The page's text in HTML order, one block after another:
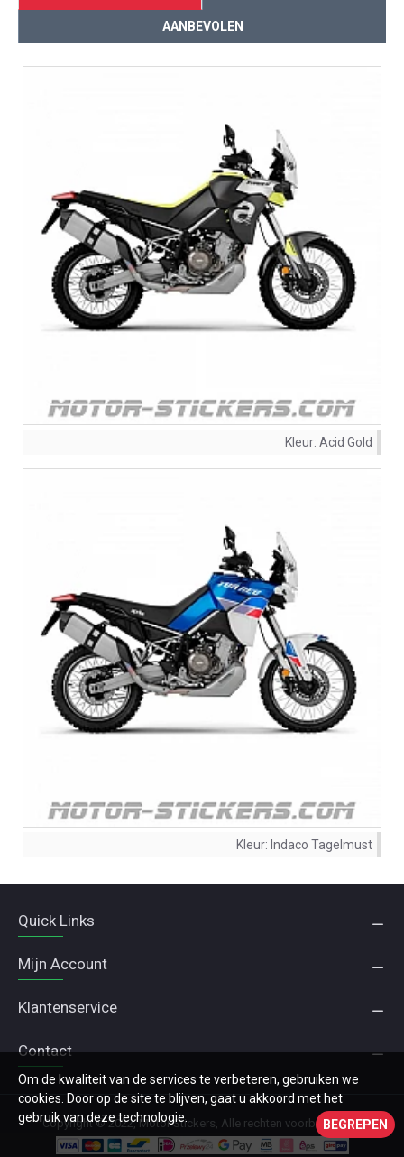
AANBEVOLEN
Kleur: Acid Gold
Kleur: Indaco Tagelmust
Quick Links
Mijn Account
Klantenservice
Contact
Copyright © 2022, Motor Stickers, Alle rechten voorbehouden
BEGREPEN
Om de kwaliteit van de services te verbeteren, gebruiken we
cookies. Door op de site te blijven, gaat u akkoord met het
gebruik van deze technologie.